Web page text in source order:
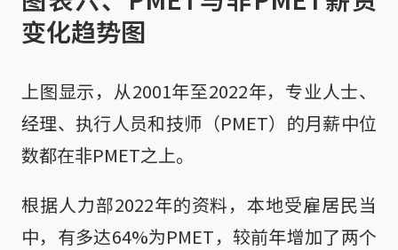
变化趋势图
上图显示，从2001年至2022年，专业人士、
经理、执行人员和技师（PMET）的月薪中位
数都在非PMET之上。
根据人力部2022年的资料，本地受雇居民当
中，有多达64%为PMET，较前年增加了两个